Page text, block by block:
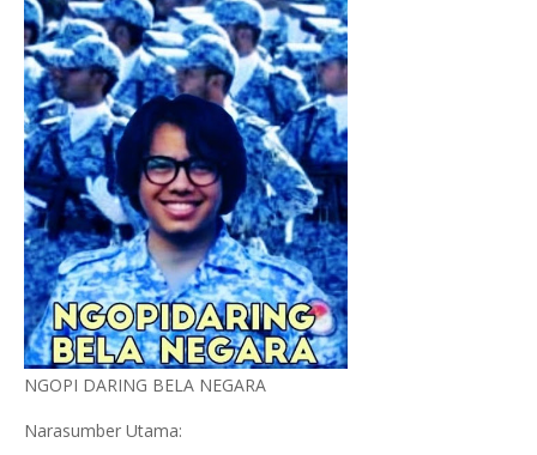
NGOPI DARING BELA NEGARA
Narasumber Utama: